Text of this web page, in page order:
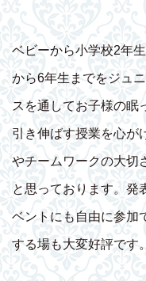
ベビーから小学校2年
から6年生までをジュ
スを通してお子様の眠
引き伸ばす授業を心が
やチームワークの大切
と思っております。発
ベントにも自由に参加
する場も大変好評です